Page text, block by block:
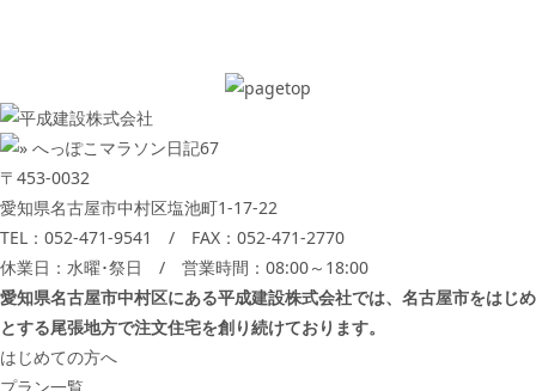
〒453-0032
愛知県名古屋市中村区塩池町1-17-22
TEL： 052-471-9541
/ FAX：052-471-2770
休業日：水曜･祭日 / 営業時間：08:00～18:00
愛知県名古屋市中村区にある平成建設株式会社では、名古屋市をはじめ
とする尾張地方で注文住宅を創り続けております。
はじめての方へ